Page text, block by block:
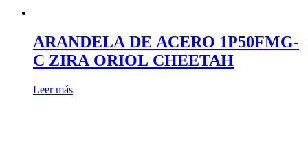
ARANDELA DE ACERO 1P50FMG-
C ZIRA ORIOL CHEETAH
Leer más